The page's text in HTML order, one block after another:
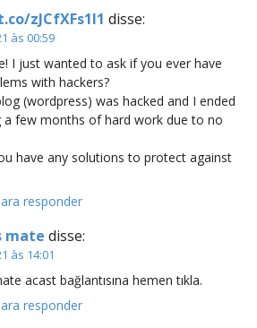
zJCfXFs1I1 disse:
às 00:59
I just wanted to ask if you ever have
with hackers?
(wordpress) was hacked and I ended
a few months of hard work due to no
have any solutions to protect against
responder
mate disse:
às 14:01
acast bağlantısına hemen tıkla.
responder